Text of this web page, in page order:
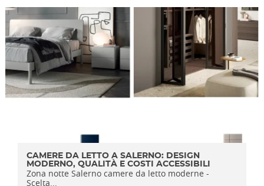
CAMERE DA LETTO A SALERNO: DESIGN
MODERNO, QUALITÀ E COSTI ACCESSIBILI
Zona notte Salerno camere da letto moderne -
Scelta...